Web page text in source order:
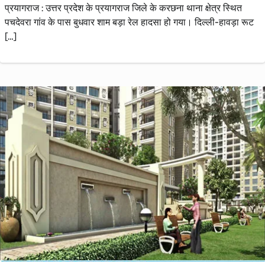
प्रयागराज : उत्तर प्रदेश के प्रयागराज जिले के करछना थाना क्षेत्र स्थित
पचदेवरा गांव के पास बुधवार शाम बड़ा रेल हादसा हो गया। दिल्ली-हावड़ा रूट
[…]